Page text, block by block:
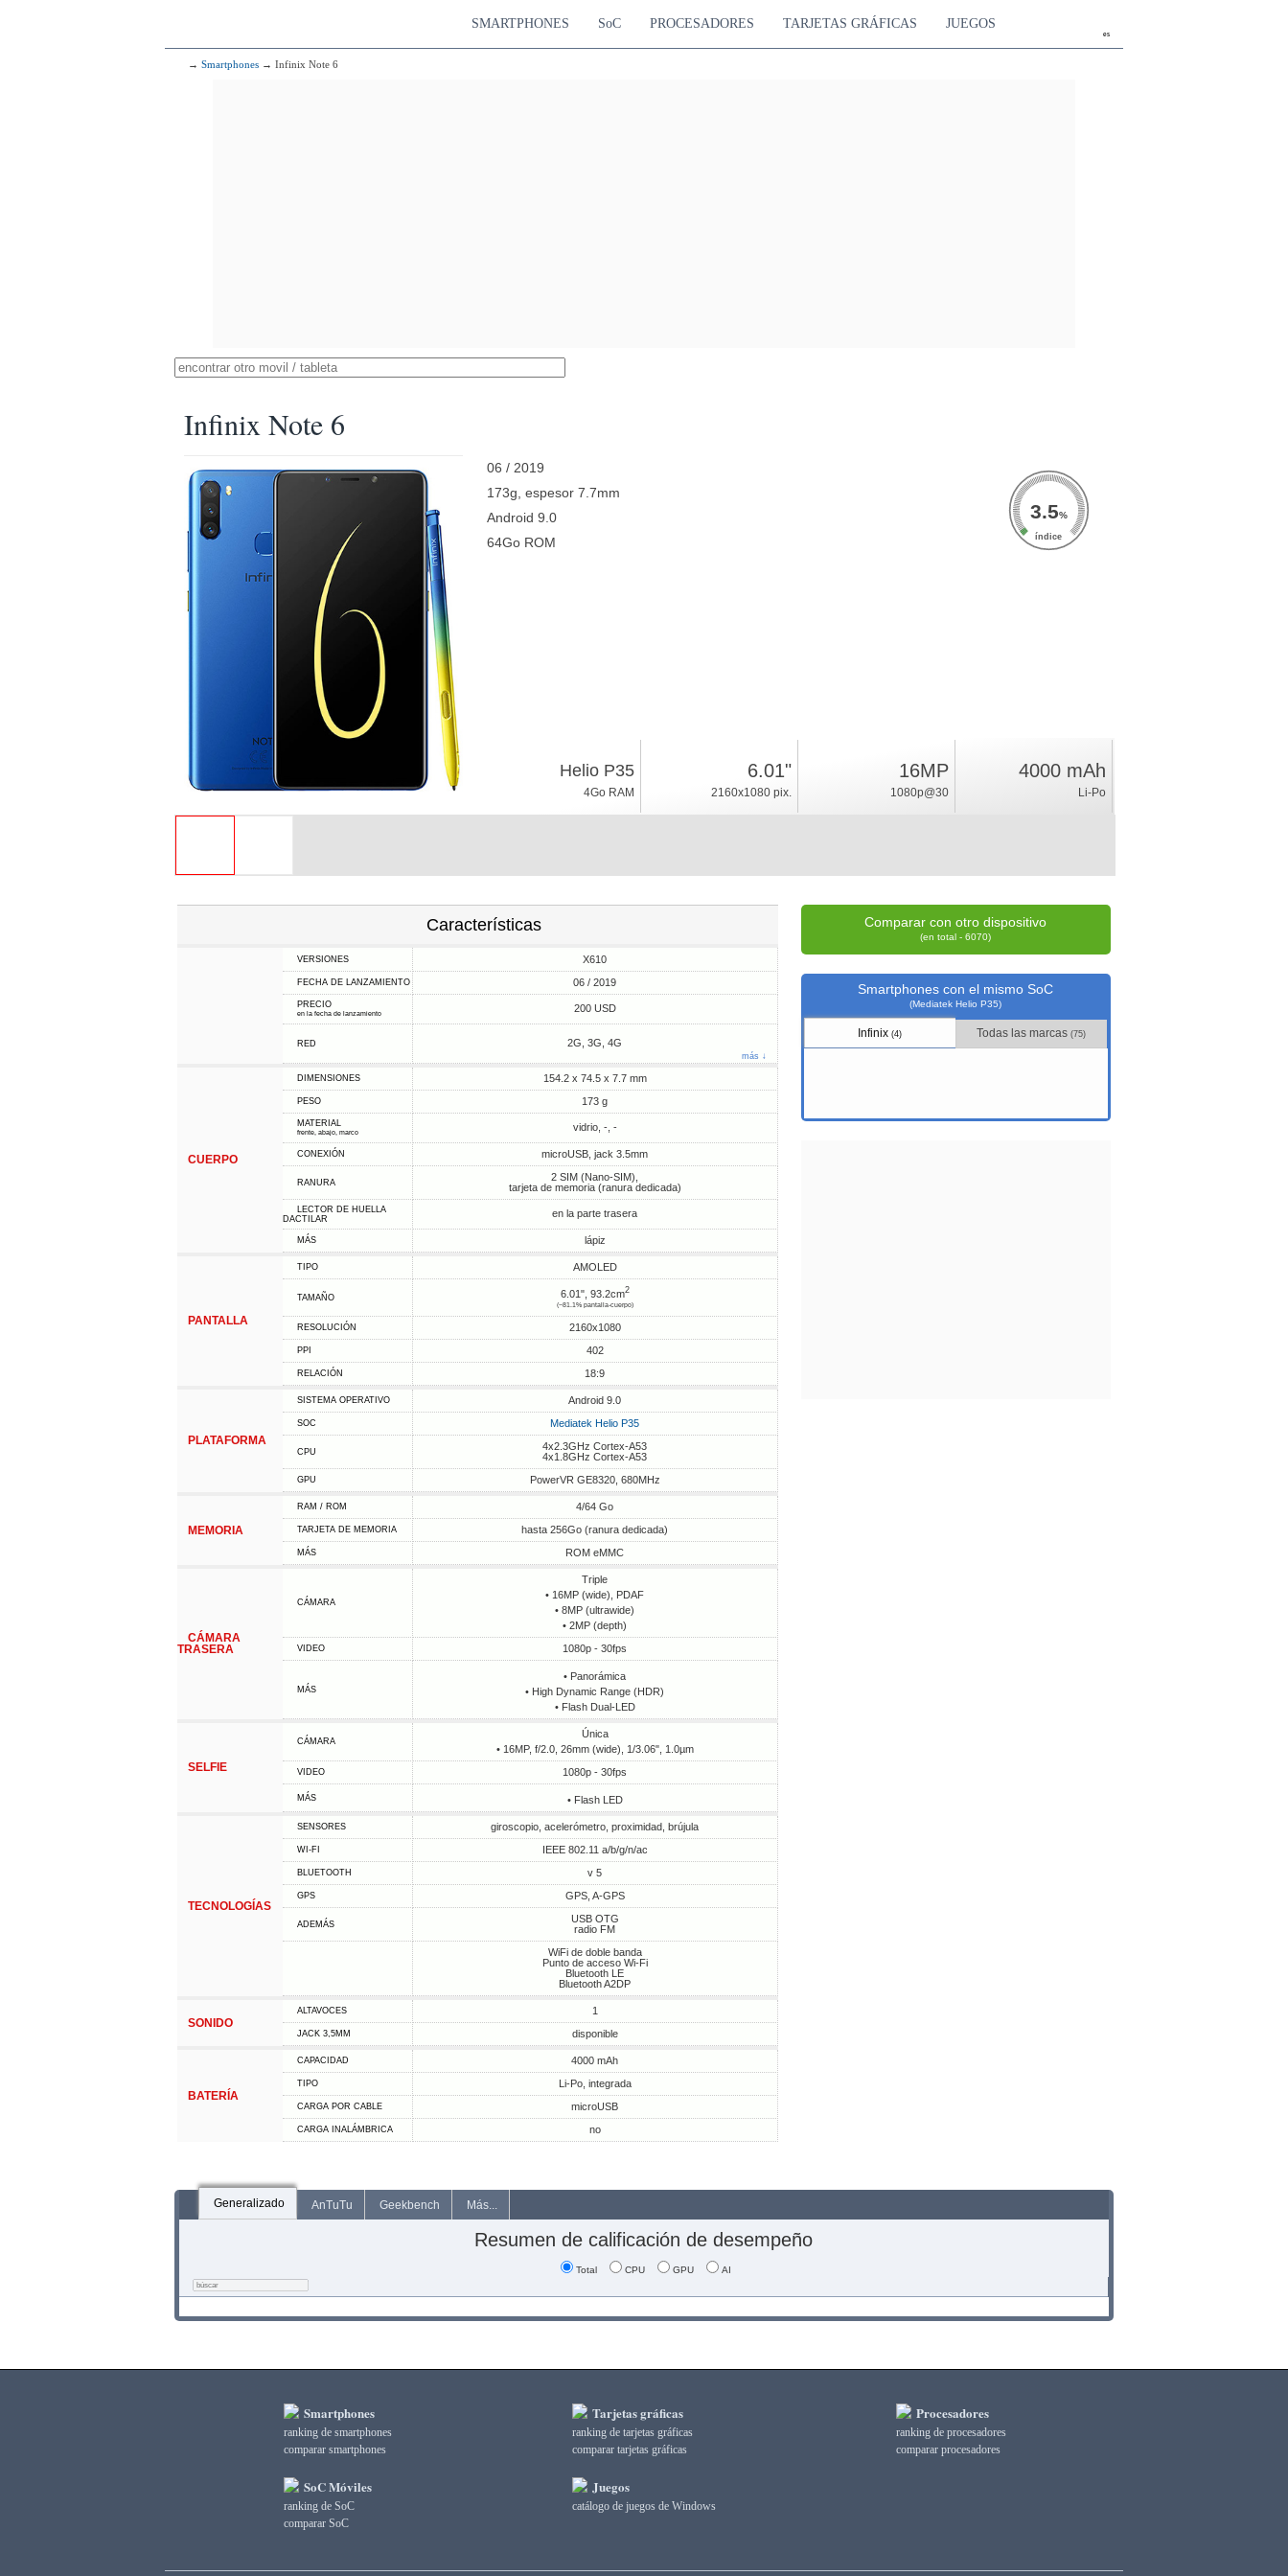
es
SMARTPHONES SoC PROCESADORES TARJETAS GRÁFICAS JUEGOS
→ Smartphones → Infinix Note 6
Infinix Note 6
06 / 2019
173g, espesor 7.7mm
Android 9.0
64Go ROM
3.5%
índice
Helio P35
4Go RAM
6.01"
2160x1080 pix.
16MP
1080p@30
4000 mAh
Li-Po
Características
VERSIONES X610
FECHA DE LANZAMIENTO 06 / 2019
PRECIO
en la fecha de lanzamiento 200 USD
RED 2G, 3G, 4G
más ↓
CUERPO
DIMENSIONES 154.2 x 74.5 x 7.7 mm
PESO 173 g
MATERIAL
frente, abajo, marco vidrio, -, -
CONEXIÓN microUSB, jack 3.5mm
RANURA
2 SIM (Nano-SIM),
tarjeta de memoria (ranura dedicada)
LECTOR DE HUELLA
DACTILAR
en la parte trasera
MÁS lápiz
PANTALLA
TIPO AMOLED
TAMAÑO 6.01", 93.2cm2
(~81.1% pantalla-cuerpo)
RESOLUCIÓN 2160x1080
PPI 402
RELACIÓN 18:9
PLATAFORMA
SISTEMA OPERATIVO Android 9.0
SOC Mediatek Helio P35
CPU
4x2.3GHz Cortex-A53
4x1.8GHz Cortex-A53
GPU PowerVR GE8320, 680MHz
MEMORIA
RAM / ROM 4/64 Go
TARJETA DE MEMORIA hasta 256Go (ranura dedicada)
MÁS ROM eMMC
CÁMARA
TRASERA
CÁMARA
Triple
• 16MP (wide), PDAF
• 8MP (ultrawide)
• 2MP (depth)
VIDEO 1080p - 30fps
MÁS
• Panorámica
• High Dynamic Range (HDR)
• Flash Dual-LED
SELFIE
CÁMARA
Única
• 16MP, f/2.0, 26mm (wide), 1/3.06", 1.0µm
VIDEO 1080p - 30fps
MÁS • Flash LED
TECNOLOGÍAS
SENSORES giroscopio, acelerómetro, proximidad, brújula
WI-FI IEEE 802.11 a/b/g/n/ac
BLUETOOTH v 5
GPS GPS, A-GPS
ADEMÁS
USB OTG
radio FM
WiFi de doble banda
Punto de acceso Wi-Fi
Bluetooth LE
Bluetooth A2DP
SONIDO
ALTAVOCES 1
JACK 3,5MM disponible
BATERÍA
CAPACIDAD 4000 mAh
TIPO Li-Po, integrada
CARGA POR CABLE microUSB
CARGA INALÁMBRICA no
Comparar con otro dispositivo
(en total - 6070)
Smartphones con el mismo SoC
(Mediatek Helio P35)
Infinix(4) Todas las marcas(75)
Generalizado AnTuTu Geekbench Más...
Resumen de calificación de desempeño
Total CPU GPU AI
Smartphones
ranking de smartphones
comparar smartphones
SoC Móviles
ranking de SoC
comparar SoC
Tarjetas gráficas
ranking de tarjetas gráficas
comparar tarjetas gráficas
Juegos
catálogo de juegos de Windows
Procesadores
ranking de procesadores
comparar procesadores